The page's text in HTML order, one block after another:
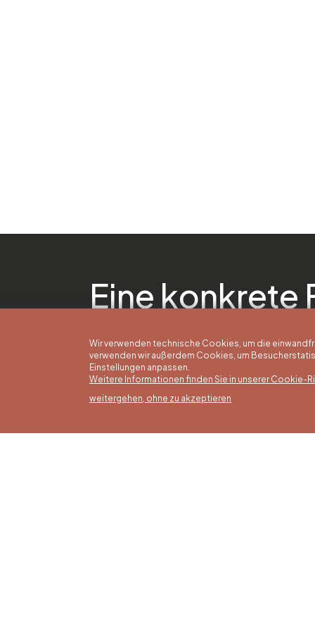
Eine konkrete
Wir verwenden technische Cookies, um die
verwenden wir außerdem Cookies, um
Einstellungen anpassen.
Weitere Informationen finden Sie in unserer Cookie-
weitergehen, ohne zu akzeptieren